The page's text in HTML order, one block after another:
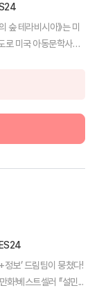
숲 테라비시아》는 미
로 미국 아동문학사에
정보’ 드림팀이 뭉쳤다!
화!베스트셀러 『설민...